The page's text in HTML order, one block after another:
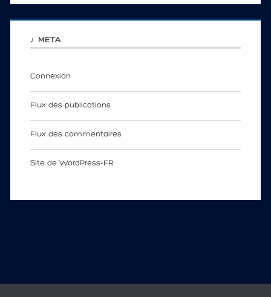
♪ MÉTA
Connexion
Flux des publications
Flux des commentaires
Site de WordPress-FR